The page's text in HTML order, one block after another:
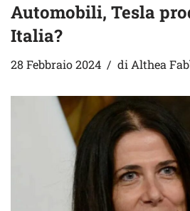
Automobili, Tesla
Italia?
28 Febbraio 2024 di Althea